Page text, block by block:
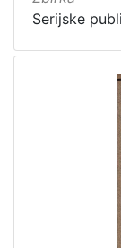
Serijske